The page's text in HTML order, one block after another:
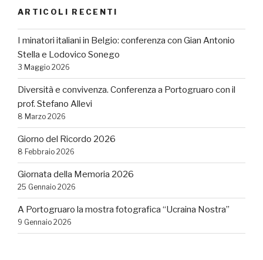
ARTICOLI RECENTI
I minatori italiani in Belgio: conferenza con Gian Antonio
Stella e Lodovico Sonego
3 Maggio 2026
Diversità e convivenza. Conferenza a Portogruaro con il
prof. Stefano Allevi
8 Marzo 2026
Giorno del Ricordo 2026
8 Febbraio 2026
Giornata della Memoria 2026
25 Gennaio 2026
A Portogruaro la mostra fotografica “Ucraina Nostra”
9 Gennaio 2026